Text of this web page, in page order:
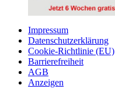
Impressum
Datenschutzerklärung
Cookie-Richtlinie (EU)
Barrierefreiheit
AGB
Anzeigen